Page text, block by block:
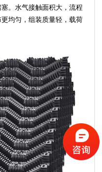
。水气接触面积大，流程
均匀，组装质量轻，载荷